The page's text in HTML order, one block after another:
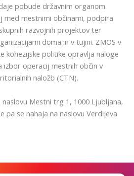
pobude državnim organom.
med mestnimi občinami, podpira
razvojnih projektov ter
doma in v tujini. ZMOS v
kohezijske politike opravlja naloge
izbor operacij mestnih občin v
naložb (CTN).
Mestni trg 1, 1000 Ljubljana,
pa se nahaja na naslovu Verdijeva